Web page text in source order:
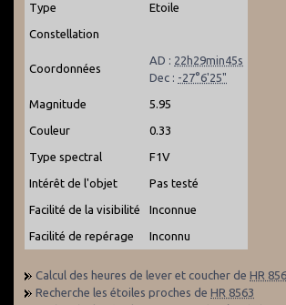
Type
Etoile
Constellation
Coordonnées
AD : 22h29min45s
Dec : -27°6'25"
Magnitude 5.95
Couleur 0.33
Type spectral F1V
Intérêt de l'objet Pas testé
Facilité de la visibilité Inconnue
Facilité de repérage Inconnu
Calcul des heures de lever et coucher de HR
Recherche les étoiles proches de HR 8563